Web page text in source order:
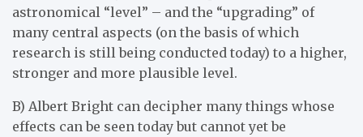
astronomical “level” – and the “upgrading” of
many central aspects (on the basis of which
research is still being conducted today) to a higher,
stronger and more plausible level.
B) Albert Bright can decipher many things whose
effects can be seen today but cannot yet be